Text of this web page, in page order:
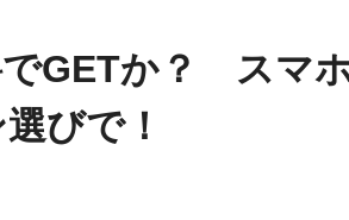
GETか？ スマ
びで！